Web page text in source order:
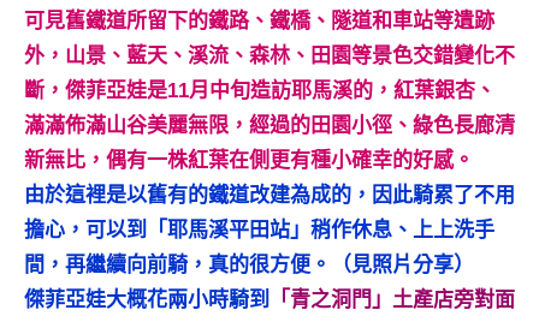
對
象。
★
可見舊鐵道所留下的鐵路、鐵橋、隧道和車站等遺跡
外，山景、藍天、溪流、森林、田園等景色交錯變化不
斷，傑菲亞娃是11月中旬造訪耶馬溪的，紅葉銀杏、
滿滿佈滿山谷美麗無限，經過的田園小徑、綠色長廊清
新無比，偶有一株紅葉在側更有種小確幸的好感。
由於這裡是以舊有的鐵道改建為成的，因此騎累了不用
擔心，可以到「耶馬溪平田站」稍作休息、上上洗手
間，再繼續向前騎，真的很方便。（見照片分享）
傑菲亞娃大概花兩小時騎到
「青之洞門」土產店旁對面